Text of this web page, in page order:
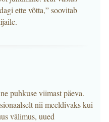
ette võtta,” soovitab
puhkuse viimast päeva.
nii meeldivaks kui
välimus, uued